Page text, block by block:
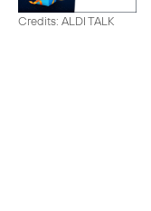
Credits: ALDI TALK